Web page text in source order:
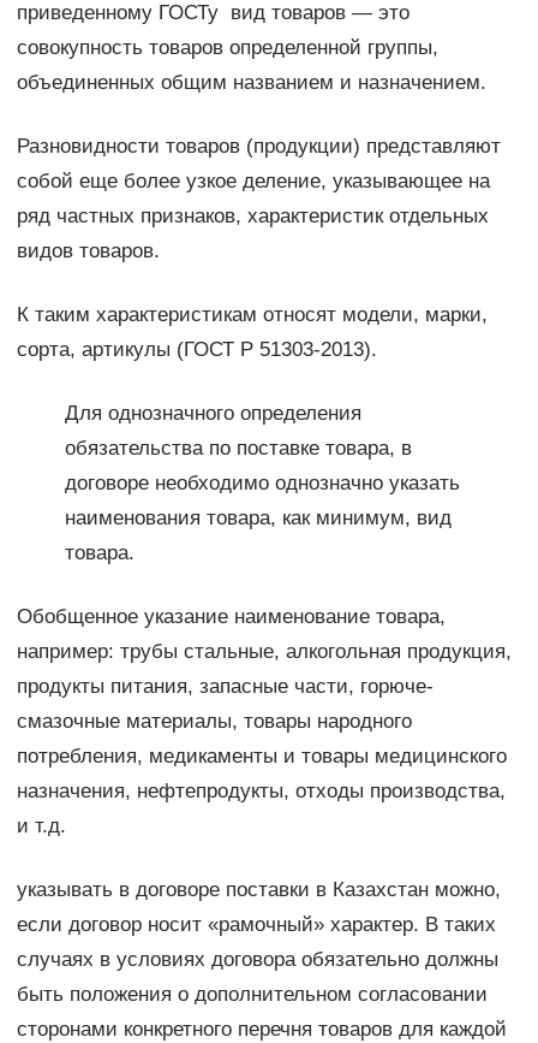
приведенному ГОСТу вид товаров — это
совокупность товаров определенной группы,
объединенных общим названием и назначением.
Разновидности товаров (продукции) представляют
собой еще более узкое деление, указывающее на
ряд частных признаков, характеристик отдельных
видов товаров.
К таким характеристикам относят модели, марки,
сорта, артикулы (ГОСТ Р 51303-2013).
Для однозначного определения
обязательства по поставке товара, в
договоре необходимо однозначно указать
наименования товара, как минимум, вид
товара.
Обобщенное указание наименование товара,
например: трубы стальные, алкогольная продукция,
продукты питания, запасные части, горюче-
смазочные материалы, товары народного
потребления, медикаменты и товары медицинского
назначения, нефтепродукты, отходы производства,
и т.д.
указывать в договоре поставки в Казахстан можно,
если договор носит «рамочный» характер. В таких
случаях в условиях договора обязательно должны
быть положения о дополнительном согласовании
сторонами конкретного перечня товаров для каждой